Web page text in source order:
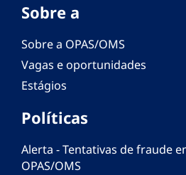
Sobre a
Sobre a OPAS/OMS
Vagas e oportunidades
Estágios
Políticas
Alerta - Tentativas de fraude
OPAS/OMS